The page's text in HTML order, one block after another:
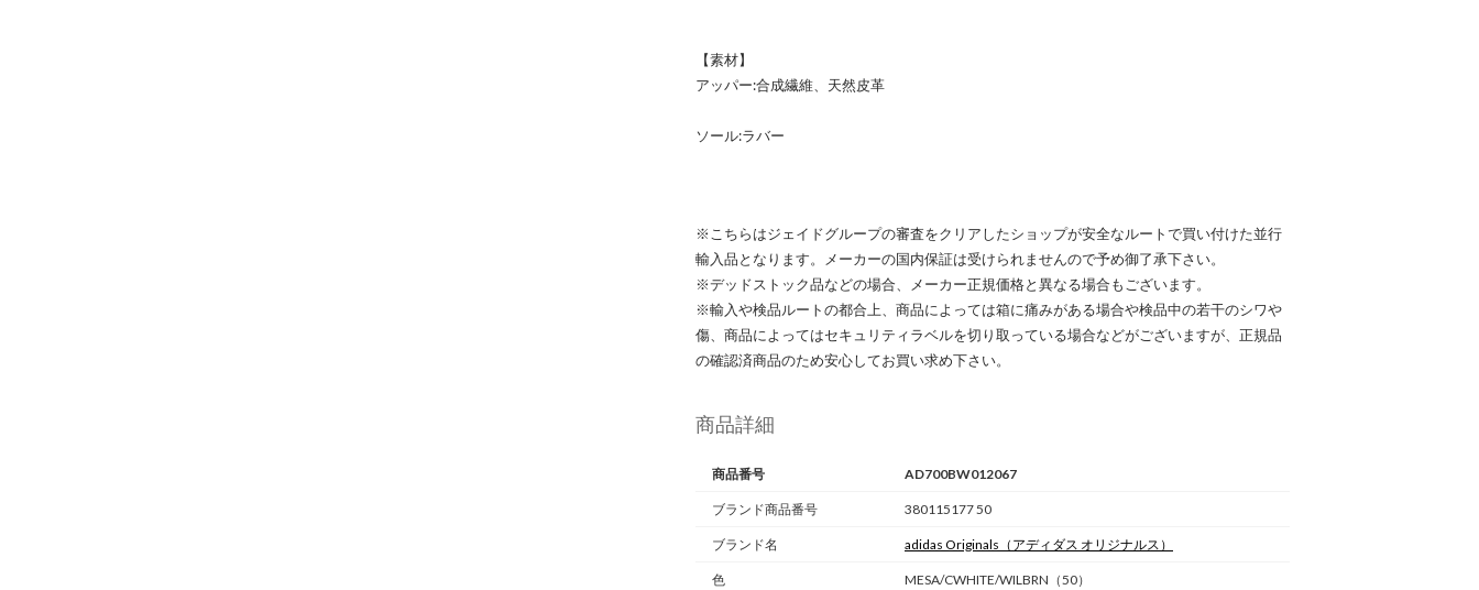
【素材】
アッパー:合成繊維、天然皮革
ソール:ラバー
※こちらはジェイドグループの審査をクリアしたショップが安全なルートで買い付けた並行
輸入品となります。メーカーの国内保証は受けられませんので予め御了承下さい。
※デッドストック品などの場合、メーカー正規価格と異なる場合もございます。
※輸入や検品ルートの都合上、商品によっては箱に痛みがある場合や検品中の若干のシワや
傷、商品によってはセキュリティラベルを切り取っている場合などがございますが、正規品
の確認済商品のため安心してお買い求め下さい。
商品詳細
商品番号 AD700BW012067
ブランド商品番号 380115177 50
ブランド名 adidas Originals （アディダス オリジナルス）
色 MESA/CWHITE/WILBRN（50）